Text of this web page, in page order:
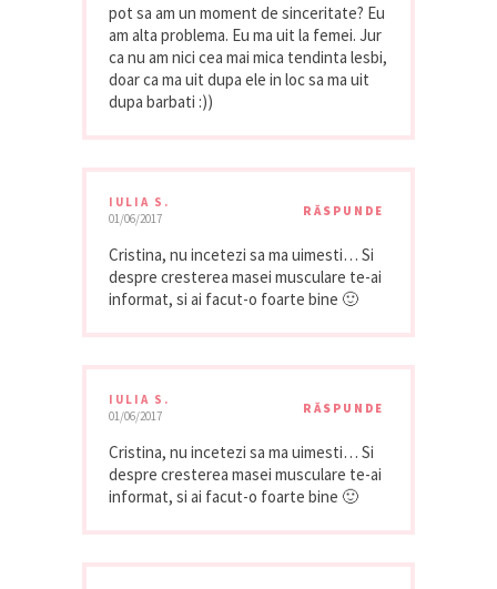
pot sa am un moment de sinceritate? Eu
am alta problema. Eu ma uit la femei. Jur
ca nu am nici cea mai mica tendinta lesbi,
doar ca ma uit dupa ele in loc sa ma uit
dupa barbati :))
IULIA S.
01/06/2017
RĂSPUNDE
Cristina, nu incetezi sa ma uimesti… Si
despre cresterea masei musculare te-ai
informat, si ai facut-o foarte bine 🙂
IULIA S.
01/06/2017
RĂSPUNDE
Cristina, nu incetezi sa ma uimesti… Si
despre cresterea masei musculare te-ai
informat, si ai facut-o foarte bine 🙂